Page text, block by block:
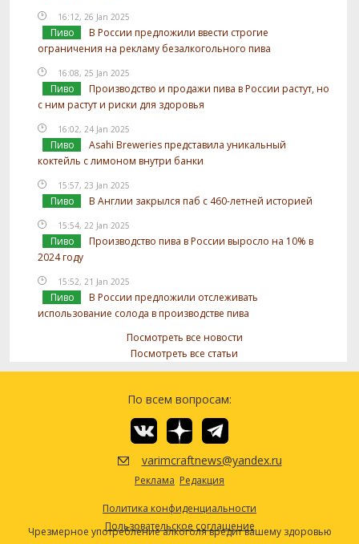
16:12, 26 Jan 2025
Пиво
В России предложили ввести строгие
ограничения на рекламу безалкогольного пива
16:08, 25 Jan 2025
Пиво
Производство и продажи пива в России растут, но
с ним растут и риски для здоровья
16:02, 24 Jan 2025
Пиво
Asahi Breweries представила уникальный
коктейль с лимоном внутри банки
15:57, 23 Jan 2025
Пиво В Англии закрылся паб с 460-летней историей
15:54, 22 Jan 2025
Пиво
Производство пива в России выросло на 10% в
2024 году
15:52, 21 Jan 2025
Пиво
В России предложили отслеживать
использование солода в производстве пива
Посмотреть все новости
Посмотреть все статьи
По всем вопросам:
varimcraftnews@yandex.ru
Реклама Редакция
Политика конфиденциальности
Пользовательское соглашение
Чрезмерное употребление алкоголя вредит вашему здоровью